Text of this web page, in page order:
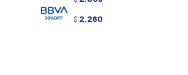
$ 2.260